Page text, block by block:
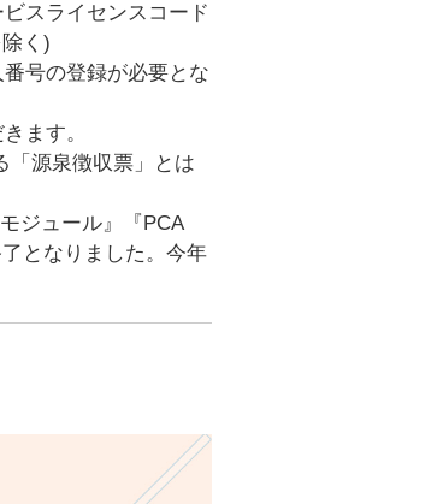
スライセンスコード
く)
号の登録が必要とな
ます。
「源泉徴収票」とは
ジュール』『PCA
となりました。今年